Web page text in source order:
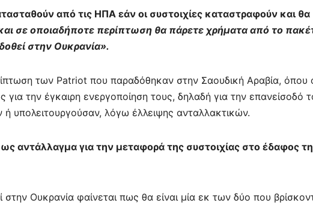
από τις ΗΠΑ εάν οι συστοιχίες καταστραφούν και θα
σε οποιαδήποτε περίπτωση θα πάρετε χρήματα από το
στην Ουκρανία».
των Patriot που παραδόθηκαν στην Σαουδική Αραβία, όπου
την έγκαιρη ενεργοποίηση τους, δηλαδή για την επανείσοδό
ή υπολειτουργούσαν, λόγω έλλειψης ανταλλακτικών.
αντάλλαγμα για την μεταφορά της συστοιχίας στο έδαφος
Ουκρανία φαίνεται πως θα είναι μία εκ των δύο που